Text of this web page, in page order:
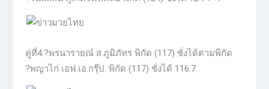
คู่ที่4.?พรนารายณ์ ส.ภูมิภัทร พิกัด (117) ชั่งได้ตามพิกัด
?พญาไก่ เอฟ.เอ.กรุ๊ป. พิกัด (117) ชั่งได้ 116.7